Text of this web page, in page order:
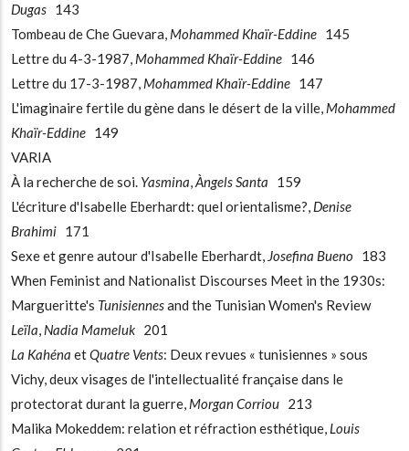
Dugas 143
Tombeau de Che Guevara, Mohammed Khaïr-Eddine 145
Lettre du 4-3-1987, Mohammed Khaïr-Eddine 146
Lettre du 17-3-1987, Mohammed Khaïr-Eddine 147
L'imaginaire fertile du gène dans le désert de la ville, Mohammed
Khaïr-Eddine 149
VARIA
À la recherche de soi. Yasmina,Àngels Santa 159
L'écriture d'Isabelle Eberhardt: quel orientalisme?, Denise
Brahimi 171
Sexe et genre autour d'Isabelle Eberhardt, Josefina Bueno 183
When Feminist and Nationalist Discourses Meet in the 1930s:
Margueritte's Tunisiennesand the Tunisian Women's Review
Leïla, Nadia Mameluk 201
La Kahéna etQuatre Vents: Deux revues « tunisiennes » sous
Vichy, deux visages de l'intellectualité française dans le
protectorat durant la guerre, Morgan Corriou 213
Malika Mokeddem: relation et réfraction esthétique, Louis